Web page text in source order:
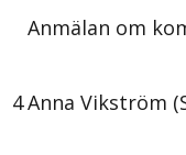
Anmälan om
4Anna Vikström